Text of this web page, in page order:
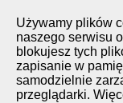
Używamy plików
naszego serwisu
blokujesz tych
zapisanie w
samodzielnie
przeglądarki.